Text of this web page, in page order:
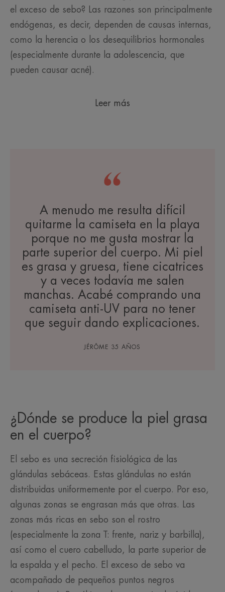
el exceso de sebo? Las razones son principalmente
endógenas, es decir, dependen de causas internas,
como la herencia o los desequilibrios hormonales
(especialmente durante la adolescencia, que
pueden causar acné).
Leer más
A menudo me resulta difícil
quitarme la camiseta en la playa
porque no me gusta mostrar la
parte superior del cuerpo. Mi piel
es grasa y gruesa, tiene cicatrices
y a veces todavía me salen
manchas. Acabé comprando una
camiseta anti-UV para no tener
que seguir dando explicaciones.
JÉRÔME 35 AÑOS
¿Dónde se produce la piel grasa
en el cuerpo?
El sebo es una secreción fisiológica de las
glándulas sebáceas. Estas glándulas no están
distribuidas uniformemente por el cuerpo. Por eso,
algunas zonas se engrasan más que otras. Las
zonas más ricas en sebo son el rostro
(especialmente la zona T: frente, nariz y barbilla),
así como el cuero cabelludo, la parte superior de
la espalda y el pecho. El exceso de sebo va
acompañado de pequeños puntos negros